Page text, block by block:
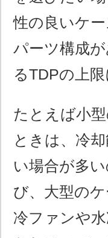
性の良いケ
パーツ構成
るTDPの上
たとえば小
ときは、冷
い場合が多
び、大型の
冷ファンや